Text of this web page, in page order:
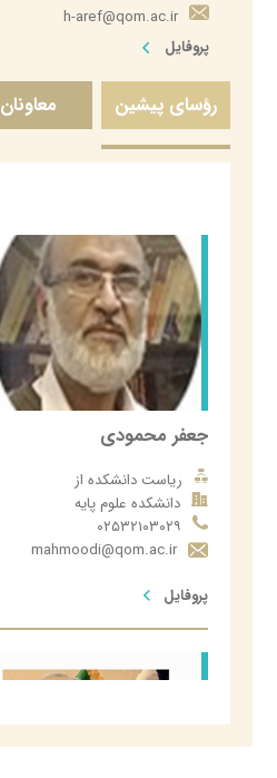
h-aref@qom.ac.ir​
پروفایل
رؤسای پیشین معاونان
جعفر محمودی
ریاست دانشکده از
دانشکده علوم پایه
۰۲۵۳۲۱۰۳۰۲۹
mahmoodi@qom.ac.ir
پروفایل